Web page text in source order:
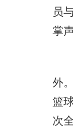
员
掌声
本
外
篮
次